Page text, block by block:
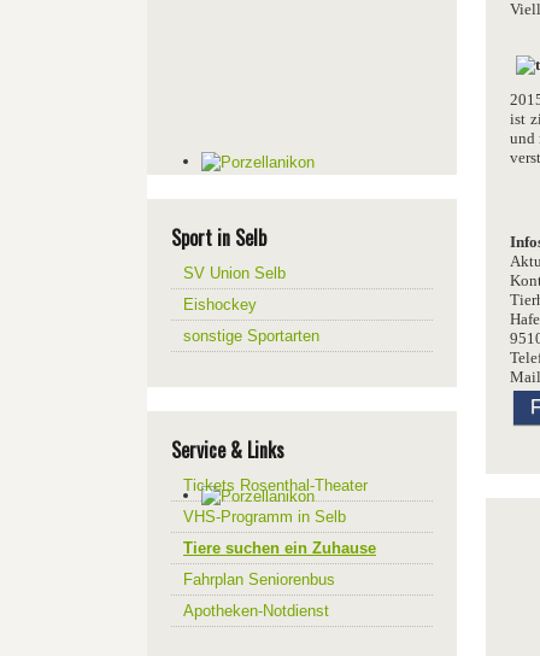
Sport in Selb
SV Union Selb
Eishockey
sonstige Sportarten
Service & Links
Tickets Rosenthal-Theater
VHS-Programm in Selb
Tiere suchen ein Zuhause
Fahrplan Seniorenbus
Apotheken-Notdienst
ist
und